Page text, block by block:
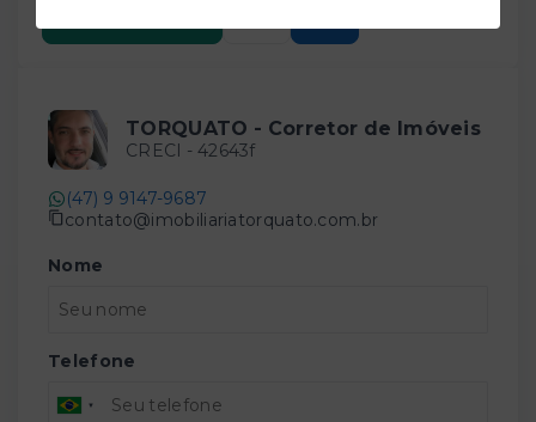
TORQUATO - Corretor de Imóveis
CRECI - 42643f
(47) 9 9147-9687
contato@imobiliariatorquato.com.br
Nome
Telefone